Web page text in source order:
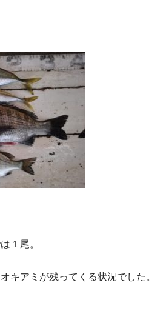
１尾。
キアミが残ってくる状況でした。